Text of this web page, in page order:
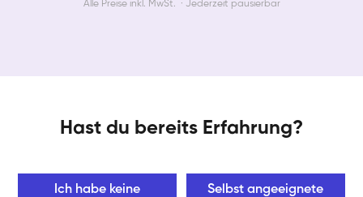
Alle Preise inkl. MwSt. · Jederzeit pausierbar
Hast du bereits Erfahrung?
Ich habe keine
Selbst angeeignete